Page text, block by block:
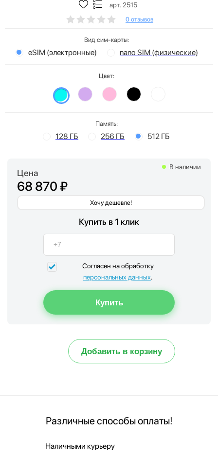
арт. 2515
0 отзывов
Вид сим-карты:
eSIM (электронные) nano SIM (физические)
Цвет:
Память:
128 ГБ 256 ГБ 512 ГБ
Цена
68 870 ₽
Хочу дешевле!
В наличии
Купить в 1 клик
Согласен на обработку
персональных данных.
Добавить в корзину
Различные способы оплаты!
Наличными курьеру